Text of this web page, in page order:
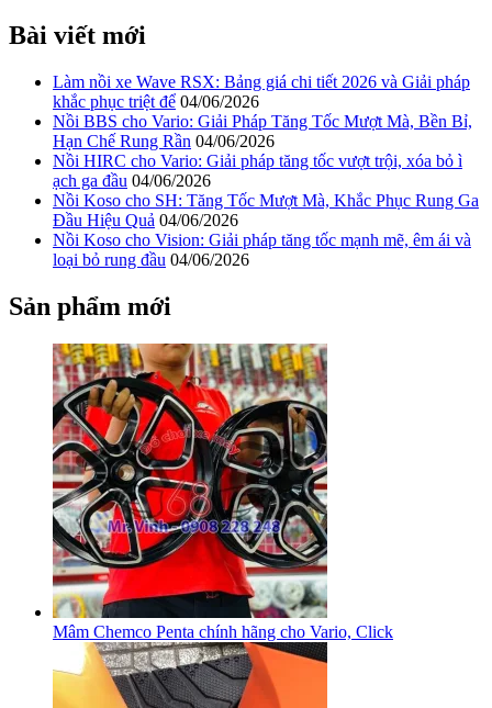
Bài viết mới
Làm nồi xe Wave RSX: Bảng giá chi tiết 2026 và Giải pháp
khắc phục triệt để 04/06/2026
Nồi BBS cho Vario: Giải Pháp Tăng Tốc Mượt Mà, Bền Bỉ,
Hạn Chế Rung Rần 04/06/2026
Nồi HIRC cho Vario: Giải pháp tăng tốc vượt trội, xóa bỏ ì
ạch ga đầu 04/06/2026
Nồi Koso cho SH: Tăng Tốc Mượt Mà, Khắc Phục Rung Ga
Đầu Hiệu Quả 04/06/2026
Nồi Koso cho Vision: Giải pháp tăng tốc mạnh mẽ, êm ái và
loại bỏ rung đầu 04/06/2026
Sản phẩm mới
Mâm Chemco Penta chính hãng cho Vario, Click